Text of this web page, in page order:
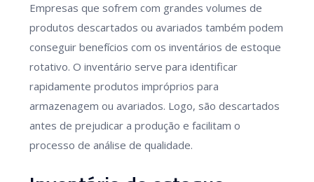
Empresas que sofrem com grandes volumes de
produtos descartados ou avariados também podem
conseguir benefícios com os inventários de estoque
rotativo. O inventário serve para identificar
rapidamente produtos impróprios para
armazenagem ou avariados. Logo, são descartados
antes de prejudicar a produção e facilitam o
processo de análise de qualidade.